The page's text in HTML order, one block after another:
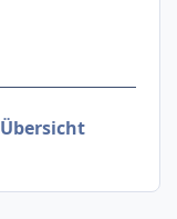
Übersicht